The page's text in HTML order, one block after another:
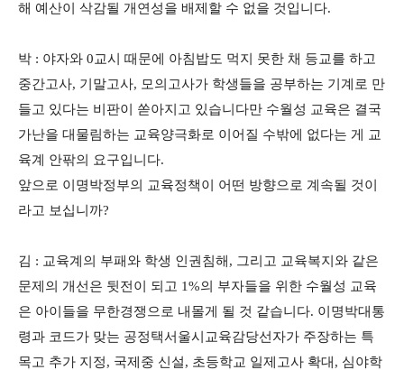
해 예산이 삭감될 개연성을 배제할 수 없을 것입니다.
박 : 야자와 0교시 때문에 아침밥도 먹지 못한 채 등교를 하고
중간고사, 기말고사, 모의고사가 학생들을 공부하는 기계로 만
들고 있다는 비판이 쏟아지고 있습니다만 수월성 교육은 결국
가난을 대물림하는 교육양극화로 이어질 수밖에 없다는 게 교
육계 안팎의 요구입니다.
앞으로 이명박정부의 교육정책이 어떤 방향으로 계속될 것이
라고 보십니까?
김 : 교육계의 부패와 학생 인권침해, 그리고 교육복지와 같은
문제의 개선은 뒷전이 되고 1%의 부자들을 위한 수월성 교육
은 아이들을 무한경쟁으로 내몰게 될 것 같습니다. 이명박대통
령과 코드가 맞는 공정택서울시교육감당선자가 주장하는 특
목고 추가 지정, 국제중 신설, 초등학교 일제고사 확대, 심야학